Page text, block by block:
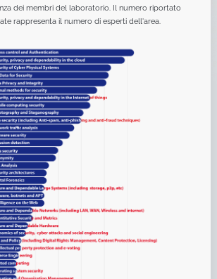
dei membri del laboratorio. Il numero riportato
rappresenta il numero di esperti dell'area.